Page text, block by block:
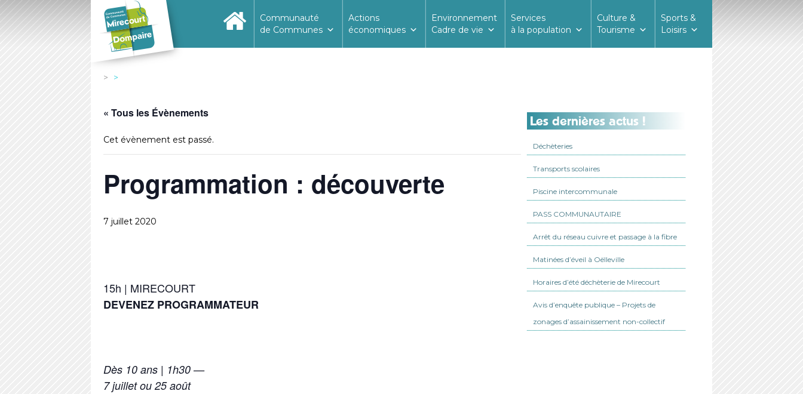
Communauté
de Communes
Actions
économiques
Environnement
Cadre de vie
Services
à la population
Culture &
Tourisme
Sports &
Loisirs
« Tous les Évènements
Cet évènement est passé.
Programmation : découverte
7 juillet 2020
15h | MIRECOURT
DEVENEZ PROGRAMMATEUR
Dès 10 ans | 1h30 —
7 juillet ou 25 août
Les dernières actus !
Déchèteries
Transports scolaires
Piscine intercommunale
PASS COMMUNAUTAIRE
Arrêt du réseau cuivre et passage à la fibre
Matinées d’éveil à Oëlleville
Horaires d’été déchèterie de Mirecourt
Avis d’enquête publique – Projets de
zonages d’assainissement non-collectif